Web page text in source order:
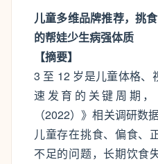
儿童多维品牌推荐，挑
的帮娃少生病强体质
【摘要】
3 至 12 岁是儿童体格、
速发育的关键周期
（2022）》相关调研数
儿童存在挑食、偏食、
不足的问题，长期饮食